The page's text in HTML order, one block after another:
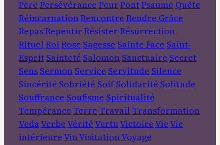
Père Persévérance Peur PontPsaume Quête
RéincarnationRencontre Rendre Grâce
RepasRepentir Résister Résurrection
Rituel Roi Rose Sagesse Sainte Face Saint-
Esprit Sainteté Salomon Sanctuaire Secret
Sens Sermon Service Servitude Silence
Sincérité Sobriété Soif Solidarité Solitude
Souffrance Soufisme Spiritualité
Tempérance Terre Travail Transformation
VedaVerbeVéritéVertuVictoireVieVie
intérieureVinVisitationVoyage